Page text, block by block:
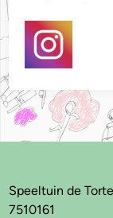
Speeltuin de
7510161